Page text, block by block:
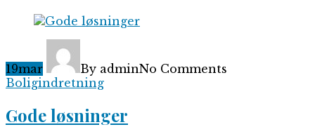
19mar By adminNo Comments
Boligindretning
Gode løsninger